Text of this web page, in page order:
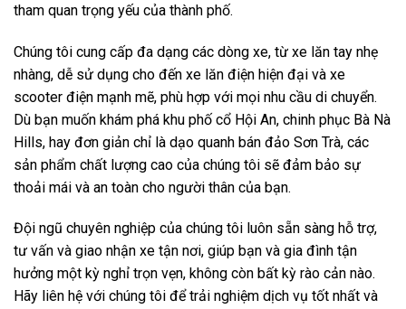
tham quan trọng yếu của thành phố.
Chúng tôi cung cấp đa dạng các dòng xe, từ xe lăn tay nhẹ
nhàng, dễ sử dụng cho đến xe lăn điện hiện đại và xe
scooter điện mạnh mẽ, phù hợp với mọi nhu cầu di chuyển.
Dù bạn muốn khám phá khu phố cổ Hội An, chinh phục Bà Nà
Hills, hay đơn giản chỉ là dạo quanh bán đảo Sơn Trà, các
sản phẩm chất lượng cao của chúng tôi sẽ đảm bảo sự
thoải mái và an toàn cho người thân của bạn.
Đội ngũ chuyên nghiệp của chúng tôi luôn sẵn sàng hỗ trợ,
tư vấn và giao nhận xe tận nơi, giúp bạn và gia đình tận
hưởng một kỳ nghỉ trọn vẹn, không còn bất kỳ rào cản nào.
Hãy liên hệ với chúng tôi để trải nghiệm dịch vụ tốt nhất và